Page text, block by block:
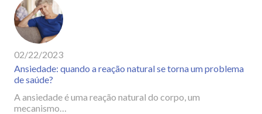
02/22/2023
Ansiedade: quando a reação natural se torna um problema
de saúde?
A ansiedade é uma reação natural do corpo, um
mecanismo…